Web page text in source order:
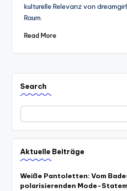
kulturelle Relevanz von
Raum.
Read More
Search
Aktuelle Beiträge
Weiße Pantoletten: Vom
polarisierenden Mode-